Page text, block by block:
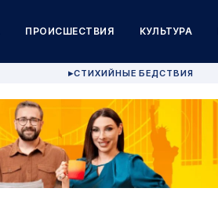
ПРОИСШЕСТВИЯ КУЛЬТУРА
▶СТИХИЙНЫЕ БЕДСТВИЯ